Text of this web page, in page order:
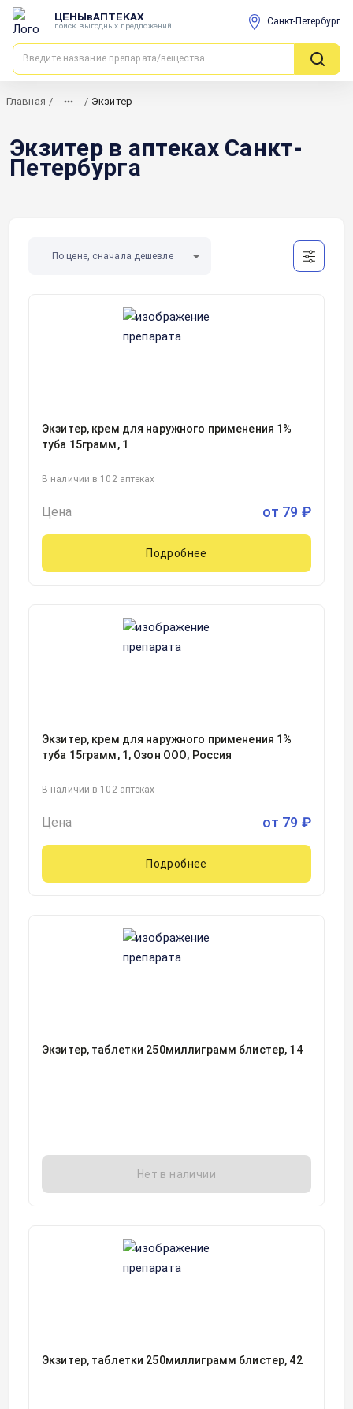
ЦЕНЫвАПТЕКАХ
поиск выгодных предложений Санкт-Петербург
Главная / / Экзитер
Экзитер в аптеках Санкт-
Петербурга
По цене, сначала дешевле
Экзитер, крем для наружного применения 1%
туба 15грамм, 1
В наличии в 102 аптеках
Цена от 79 ₽
Подробнее
Экзитер, крем для наружного применения 1%
туба 15грамм, 1, Озон ООО, Россия
В наличии в 102 аптеках
Цена от 79 ₽
Подробнее
Экзитер, таблетки 250миллиграмм блистер, 14
Нет в наличии
Экзитер, таблетки 250миллиграмм блистер, 42